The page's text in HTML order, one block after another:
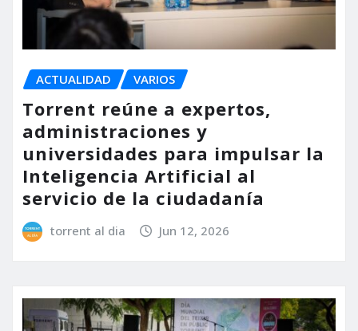
ACTUALIDAD VARIOS
Torrent reúne a expertos,
administraciones y
universidades para impulsar la
Inteligencia Artificial al
servicio de la ciudadanía
torrent al dia Jun 12, 2026